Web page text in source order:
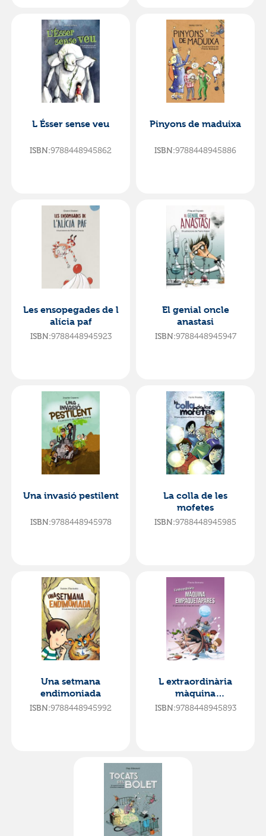
L Ésser sense veu
ISBN:9788448945862
Pinyons de maduixa
ISBN:9788448945886
Les ensopegades de l
alícia paf
ISBN:9788448945923
El genial oncle
anastasi
ISBN:9788448945947
Una invasió pestilent
ISBN:9788448945978
La colla de les
mofetes
ISBN:9788448945985
Una setmana
endimoniada
ISBN:9788448945992
L extraordinària
màquina
empaquetapares
ISBN:9788448945893